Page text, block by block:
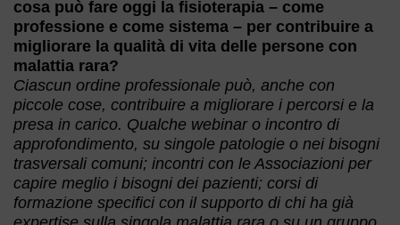
cosa può fare oggi la fisioterapia – come
professione e come sistema – per contribuire a
migliorare la qualità di vita delle persone con
malattia rara?
Ciascun ordine professionale può, anche con
piccole cose, contribuire a migliorare i percorsi e la
presa in carico. Qualche webinar o incontro di
approfondimento, su singole patologie o nei bisogni
trasversali comuni; incontri con le Associazioni per
capire meglio i bisogni dei pazienti; corsi di
formazione specifici con il supporto di chi ha già